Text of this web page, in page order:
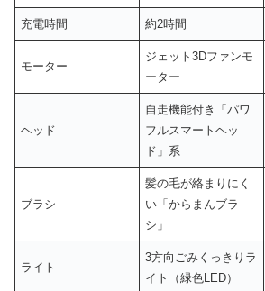
充電時間 約2時間
モーター
ジェット3Dファンモ
ーター
ヘッド
自走機能付き「パワ
フルスマートヘッ
ド」系
ブラシ
髪の毛が絡まりにく
い「からまんブラ
シ」
ライト
3方向ごみくっきりラ
イト（緑色LED）